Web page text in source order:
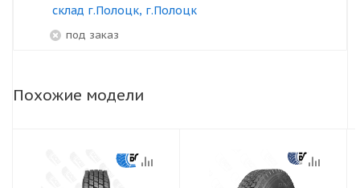
склад г.Полоцк, г.Полоцк
под заказ
Похожие модели